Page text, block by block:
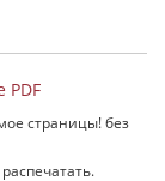
PDF
страницы! без